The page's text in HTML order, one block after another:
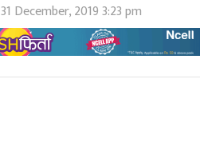
31 December, 2019 3:23 pm